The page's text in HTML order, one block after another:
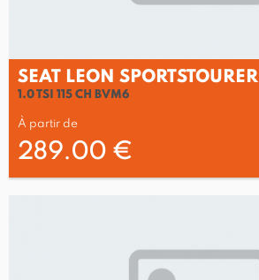
SEAT LEON SPORTSTOURER
1.0 TSI 115 CH BVM6
À partir de
289.00 €